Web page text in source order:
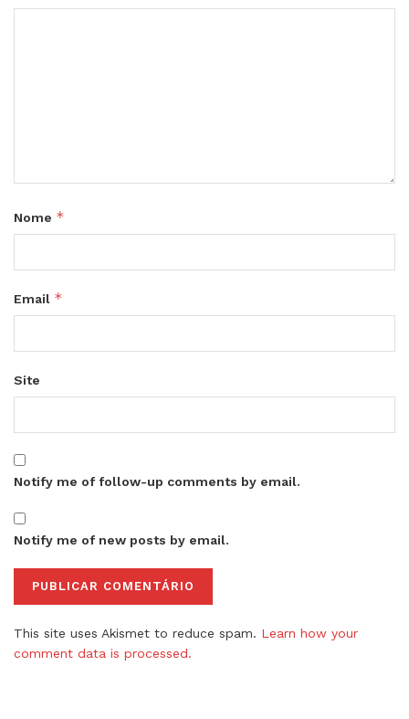
Nome *
Email *
Site
Notify me of follow-up comments by email.
Notify me of new posts by email.
This site uses Akismet to reduce spam. Learn how your
comment data is processed.